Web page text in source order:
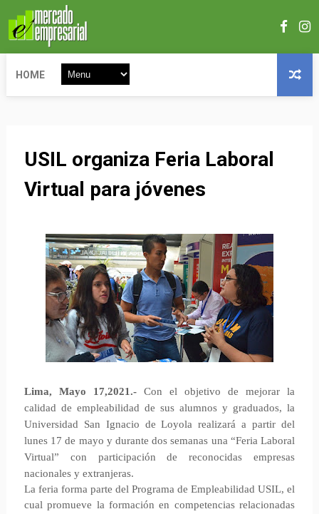
HOME
USIL organiza Feria Laboral
Virtual para jóvenes
Lima, Mayo 17,2021.-Con el objetivo de mejorar la
calidad de empleabilidad de sus alumnos y graduados, la
Universidad San Ignacio de Loyola realizará a partir del
lunes 17 de mayo y durante dos semanas una “Feria Laboral
Virtual” con participación de reconocidas empresas
nacionales y extranjeras.
La feria forma parte del Programa de Empleabilidad USIL, el
cual promueve la formación en competencias relacionadas